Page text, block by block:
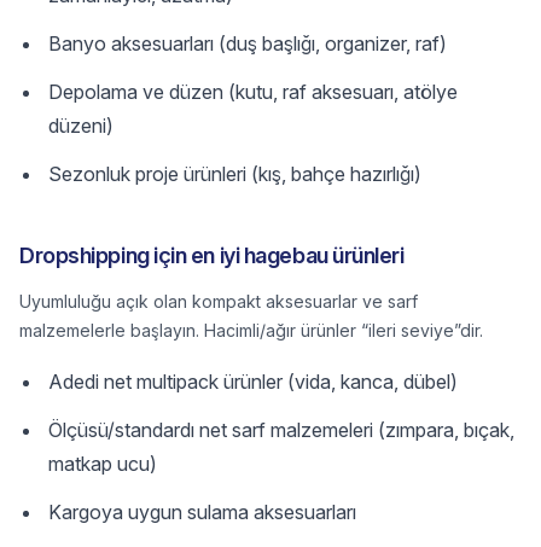
Banyo aksesuarları (duş başlığı, organizer, raf)
Depolama ve düzen (kutu, raf aksesuarı, atölye
düzeni)
Sezonluk proje ürünleri (kış, bahçe hazırlığı)
Dropshipping için en iyi hagebau ürünleri
Uyumluluğu açık olan kompakt aksesuarlar ve sarf
malzemelerle başlayın. Hacimli/ağır ürünler “ileri seviye”dir.
Adedi net multipack ürünler (vida, kanca, dübel)
Ölçüsü/standardı net sarf malzemeleri (zımpara, bıçak,
matkap ucu)
Kargoya uygun sulama aksesuarları